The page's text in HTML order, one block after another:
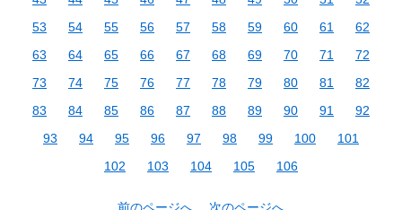
53
54 55 56 57 58 59 60 61
62
63
64 65 66 67 68 69 70 71
72
73
74 75 76 77 78 79 80 81
82
83
84 85 86 87 88 89 90 91
92
93
94 95 96 97 98 99 100
101
102
103 104 105 106